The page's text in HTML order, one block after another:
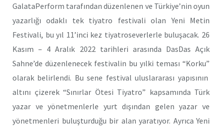
GalataPerform tarafından düzenlenen ve Türkiye’nin oyun
yazarlığı odaklı tek tiyatro festivali olanYeni Metin
Festivali, bu yıl 11’inci kez tiyatroseverlerle buluşacak. 26
Kasım – 4 Aralık 2022 tarihleri arasında DasDas Açık
Sahne’de düzenlenecek festivalin bu yılki teması “Korku”
olarak belirlendi. Bu sene festival uluslararası yapısının
altını çizerek “Sınırlar Ötesi Tiyatro” kapsamında Türk
yazar ve yönetmenlerle yurt dışından gelen yazar ve
yönetmenleri buluşturduğu bir alan yaratıyor. AyrıcaYeni